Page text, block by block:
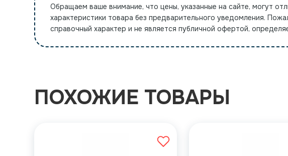
Обращаем ваше внимание, что цены, указанные на сайте, могут
характеристики товара без предварительного уведомления.
справочный характер и не является публичной офертой,
ПОХОЖИЕ ТОВАРЫ